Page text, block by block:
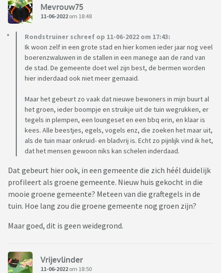
Mevrouw75
11-06-2022 om 18:48
Rondstruiner schreef op 11-06-2022 om 17:43:
Ik woon zelf in een grote stad en hier komen ieder jaar nog veel
boerenzwaluwen in de stallen in een manege aan de rand van
de stad. De gemeente doet wel zijn best, de bermen worden
hier inderdaad ook niet meer gemaaid.
Maar het gebeurt zo vaak dat nieuwe bewoners in mijn buurt al
het groen, ieder boompje en struikje uit de tuin wegrukken, er
tegels in plempen, een loungeset en een bbq erin, en klaar is
kees. Alle beestjes, egels, vogels enz, die zoeken het maar uit,
als de tuin maar onkruid- en bladvrij is. Echt zo pijnlijk vind ik het,
dat het mensen gewoon niks kan schelen inderdaad.
Dat gebeurt hier ook, in een gemeente die zich héél duidelijk
profileert als groene gemeente. Nieuw huis gekocht in die
mooie groene gemeente? Meteen van die graftegels in de
tuin. Hoe lang zou die groene gemeente nog groen zijn?
Maar goed, dit is geen weidegrond.
Vrijevlinder
11-06-2022 om 18:50